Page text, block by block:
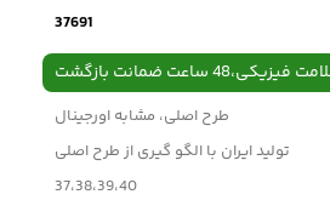
37691
فیزیکی،48 ساعت ضمانت بازگشت
طرح اصلی، مشابه اورجینال
تولید ایران با الگو گیری از طرح اصلی
37،38،39،40